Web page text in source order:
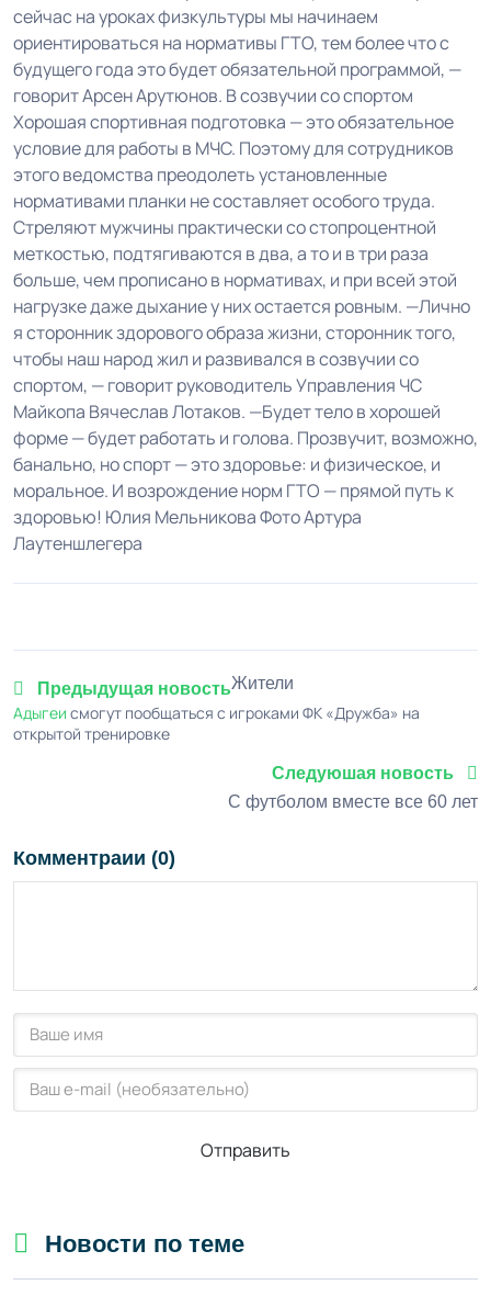
сейчас на уроках физкультуры мы начинаем
ориентироваться на нормативы ГТО, тем более что с
будущего года это будет обязательной программой, —
говорит Арсен Арутюнов. В созвучии со спортом
Хорошая спортивная подготовка — это обязательное
условие для работы в МЧС. Поэтому для сотрудников
этого ведомства преодолеть установленные
нормативами планки не составляет особого труда.
Стреляют мужчины практически со стопроцентной
меткостью, подтягиваются в два, а то и в три раза
больше, чем прописано в нормативах, и при всей этой
нагрузке даже дыхание у них остается ровным. —Лично
я сторонник здорового образа жизни, сторонник того,
чтобы наш народ жил и развивался в созвучии со
спортом, — говорит руководитель Управления ЧС
Майкопа Вячеслав Лотаков. —Будет тело в хорошей
форме — будет работать и голова. Прозвучит, возможно,
банально, но спорт — это здоровье: и физическое, и
моральное. И возрождение норм ГТО — прямой путь к
здоровью! Юлия Мельникова Фото Артура
Лаутеншлегера
Предыдущая новостьЖители
Адыгеи смогут пообщаться с игроками ФК «Дружба» на
открытой тренировке
Следуюшая новость
С футболом вместе все 60 лет
Комментраии (0)
Отправить
Новости по теме